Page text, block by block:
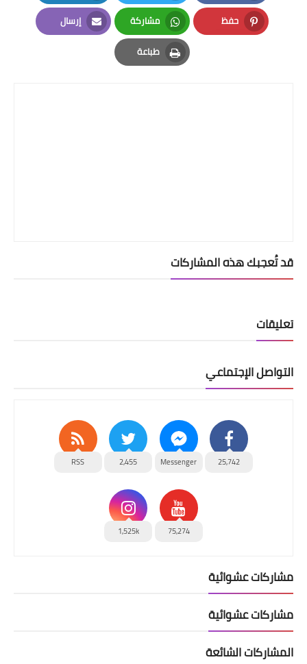
Facebook
Twitter
LinkedIn
حفظ
Pinterest
مشاركة
Whatsapp
إرسال
Email
طباعة
Print
قد تُعجبك هذه المشاركات
تعليقات
التواصل الإجتماعي
25,742
Messenger
2,455
RSS
75,274
1,525k
مشاركات عشوائية
مشاركات عشوائية
المشاركات الشائعة